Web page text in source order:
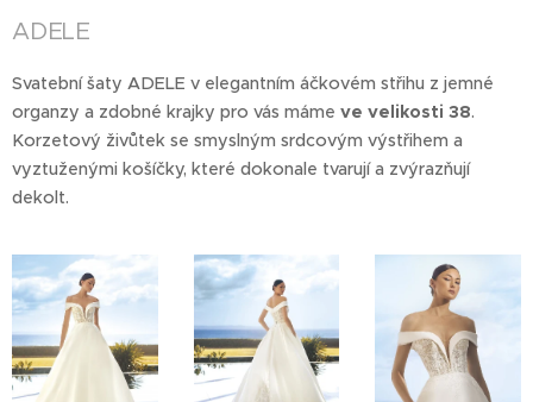
ADELE
Svatební šaty ADELE v elegantním áčkovém střihu z jemné
organzy a zdobné krajky pro vás máme ve velikosti 38.
Korzetový živůtek se smyslným srdcovým výstřihem a
vyztuženými košíčky, které dokonale tvarují a zvýrazňují
dekolt.